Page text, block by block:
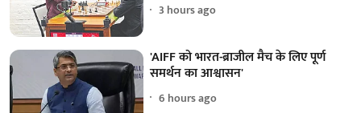
3 hours ago
'AIFF को भारत-ब्राजील मैच के लिए पूर्ण
समर्थन का आश्वासन'
6 hours ago